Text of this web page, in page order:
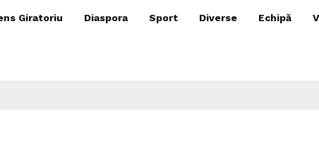
Giratoriu Diaspora Sport Diverse Echipă